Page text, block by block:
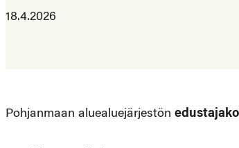
18.4.2026
Pohjanmaan aluealuejärjestön